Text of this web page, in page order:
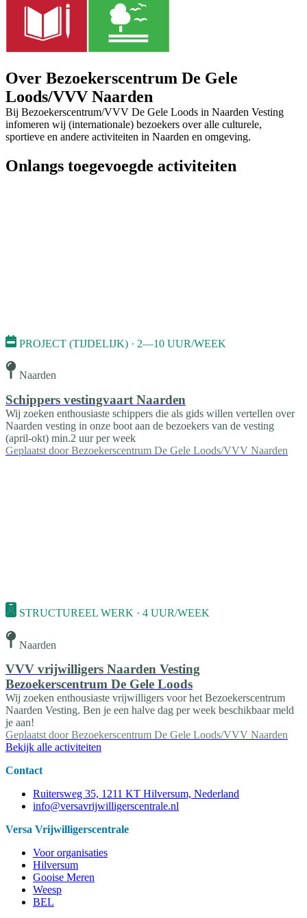
Over Bezoekerscentrum De Gele
Loods/VVV Naarden
Bij Bezoekerscentrum/VVV De Gele Loods in Naarden Vesting
infomeren wij (internationale) bezoekers over alle culturele,
sportieve en andere activiteiten in Naarden en omgeving.
Onlangs toegevoegde activiteiten
PROJECT (TIJDELIJK) · 2—10 UUR/WEEK
Naarden
Schippers vestingvaart Naarden
Wij zoeken enthousiaste schippers die als gids willen vertellen over
Naarden vesting in onze boot aan de bezoekers van de vesting
(april-okt) min.2 uur per week
Geplaatst door Bezoekerscentrum De Gele Loods/VVV Naarden
STRUCTUREEL WERK · 4 UUR/WEEK
Naarden
VVV vrijwilligers Naarden Vesting
Bezoekerscentrum De Gele Loods
Wij zoeken enthousiaste vrijwilligers voor het Bezoekerscentrum
Naarden Vesting. Ben je een halve dag per week beschikbaar meld
je aan!
Geplaatst door Bezoekerscentrum De Gele Loods/VVV Naarden
Bekijk alle activiteiten
Contact
Ruitersweg 35, 1211 KT Hilversum, Nederland
info@versavrijwilligerscentrale.nl
Versa Vrijwilligerscentrale
Voor organisaties
Hilversum
Gooise Meren
Weesp
BEL